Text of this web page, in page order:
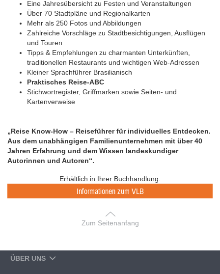
Eine Jahresübersicht zu Festen und Veranstaltungen
Über 70 Stadtpläne und Regionalkarten
Mehr als 250 Fotos und Abbildungen
Zahlreiche Vorschläge zu Stadtbesichtigungen, Ausflügen
und Touren
Tipps & Empfehlungen zu charmanten Unterkünften,
traditionellen Restaurants und wichtigen Web-Adressen
Kleiner Sprachführer Brasilianisch
Praktisches Reise-ABC
Stichwortregister, Griffmarken sowie Seiten- und
Kartenverweise
„Reise Know-How – Reiseführer für individuelles Entdecken.
Aus dem unabhängigen Familienunternehmen mit über 40
Jahren Erfahrung und dem Wissen landeskundiger
Autorinnen und Autoren“.
Erhältlich in Ihrer Buchhandlung.
Informationen zum VLB
Zum Seitenanfang
ÜBER UNS